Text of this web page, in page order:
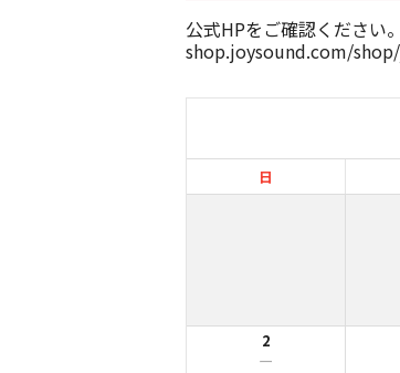
公式HPをご確認ください。
shop.joysound.com/
日
2
ー